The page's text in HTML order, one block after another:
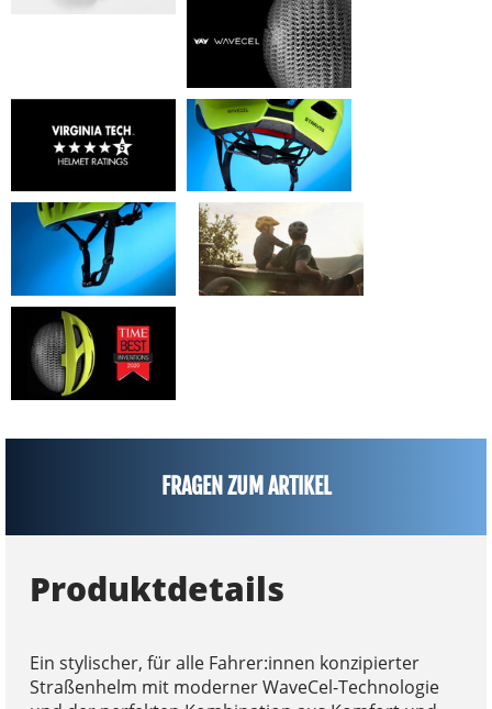
FRAGEN ZUM ARTIKEL
Produktdetails
Ein stylischer, für alle Fahrer:innen konzipierter
Straßenhelm mit moderner WaveCel-Technologie